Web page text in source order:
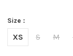
Size :
XS S M